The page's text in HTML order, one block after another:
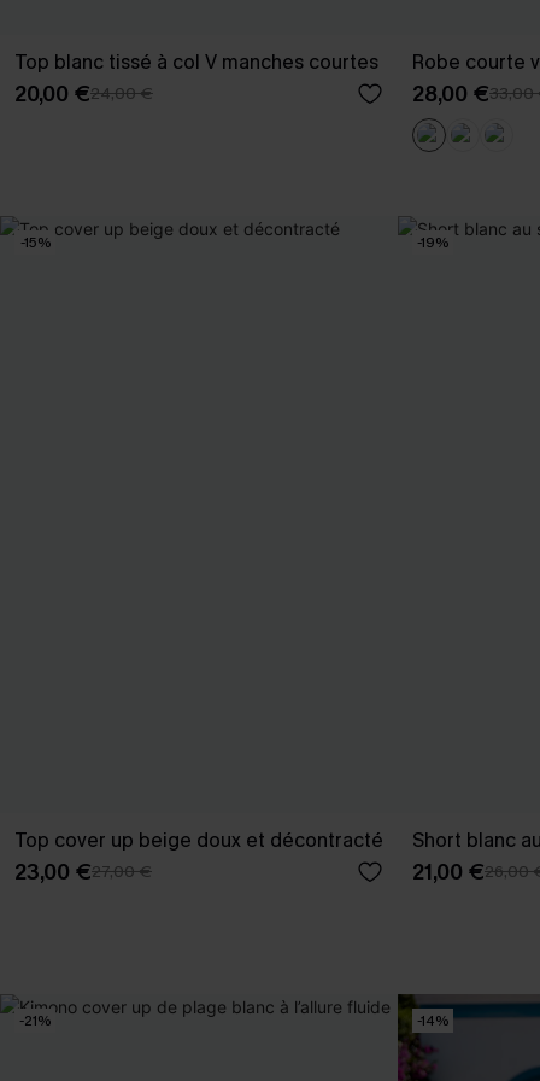
Top blanc tissé à col V manches courtes
20,00 €24,00 €
Robe courte
28,00 €33,00
-15%
Top cover up beige doux et décontracté
23,00 €27,00 €
-19%
Short blanc
21,00 €26,00
-21% -14%